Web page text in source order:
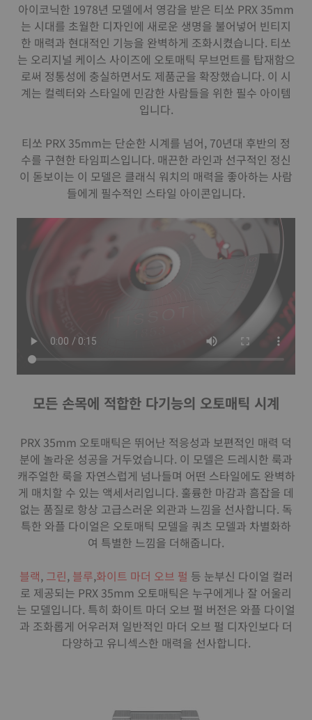
아이코닉한 1978년 모델에서 영감을 받은 티쏘 PRX 35mm
는 시대를 초월한 디자인에 새로운 생명을 불어넣어 빈티지
한 매력과 현대적인 기능을 완벽하게 조화시켰습니다. 티쏘
는 오리지널 케이스 사이즈에 오토매틱 무브먼트를 탑재함으
로써 정통성에 충실하면서도 제품군을 확장했습니다. 이 시
계는 컬렉터와 스타일에 민감한 사람들을 위한 필수 아이템
입니다.
티쏘 PRX 35mm는 단순한 시계를 넘어, 70년대 후반의 정
수를 구현한 타임피스입니다. 매끈한 라인과 선구적인 정신
이 돋보이는 이 모델은 클래식 워치의 매력을 좋아하는 사람
들에게 필수적인 스타일 아이콘입니다.
모든 손목에 적합한 다기능의 오토매틱 시계
PRX 35mm 오토매틱은 뛰어난 적응성과 보편적인 매력 덕
분에 놀라운 성공을 거두었습니다. 이 모델은 드레시한 룩과
캐주얼한 룩을 자연스럽게 넘나들며 어떤 스타일에도 완벽하
게 매치할 수 있는 액세서리입니다. 훌륭한 마감과 흠잡을 데
없는 품질로 항상 고급스러운 외관과 느낌을 선사합니다. 독
특한 와플 다이얼은 오토매틱 모델을 쿼츠 모델과 차별화하
여 특별한 느낌을 더해줍니다.
블랙, 그린, 블루,화이트 마더 오브 펄 등 눈부신 다이얼 컬러
로 제공되는 PRX 35mm 오토매틱은 누구에게나 잘 어울리
는 모델입니다. 특히 화이트 마더 오브 펄 버전은 와플 다이얼
과 조화롭게 어우러져 일반적인 마더 오브 펄 디자인보다 더
다양하고 유니섹스한 매력을 선사합니다.